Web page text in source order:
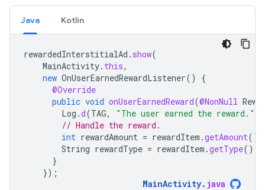
Java Kotlin
rewardedInterstitialAd . show(
MainActivity. this,
new OnUserEarnedRewardListener()
{
@Override
public void onUserEarnedReward(@NonNull
Log .d(TAG, "The user earned the reward."
// Handle the reward.
int rewardAmount = rewardItem .getAmount();
String rewardType = rewardItem .getType();
}
});
MainActivity. java